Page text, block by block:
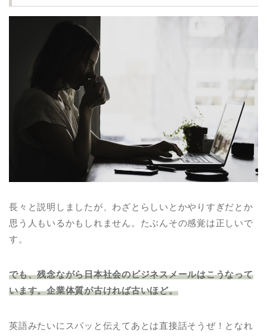
長々と説明しましたが、わざとらしいとかやりすぎだとか
思う人もいるかもしれません。たぶんその感覚は正しいで
す。
でも、残念ながら日本社会のビジネスメールはこうなって
います。企業体質が古ければ古いほど。
英語みたいにスパッと伝えてあとは直接話そうぜ！となれ